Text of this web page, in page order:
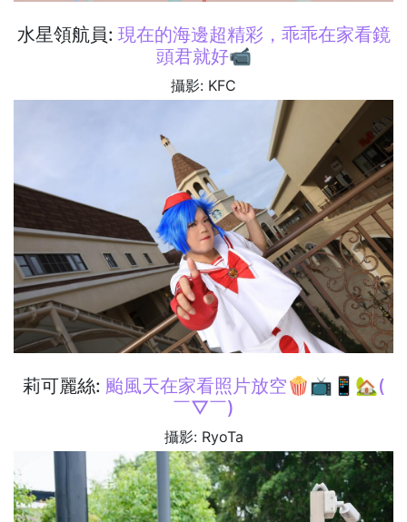
水星領航員: 現在的海邊超精彩，乖乖在家看鏡
頭君就好📹
攝影: KFC
莉可麗絲: 颱風天在家看照片放空🍿📺📱🏡(
￣▽￣)
攝影: RyoTa